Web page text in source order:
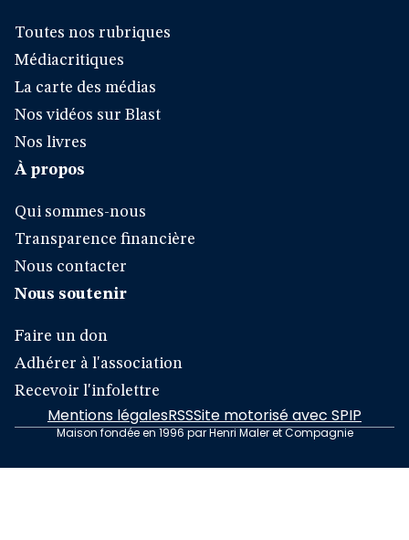
Toutes nos rubriques
Médiacritiques
La carte des médias
Nos vidéos sur Blast
Nos livres
À propos
Qui sommes-nous
Transparence financière
Nous contacter
Nous soutenir
Faire un don
Adhérer à l'association
Recevoir l'infolettre
Mentions légalesRSSSite motorisé avec SPIP
Maison fondée en 1996 par Henri Maler et Compagnie